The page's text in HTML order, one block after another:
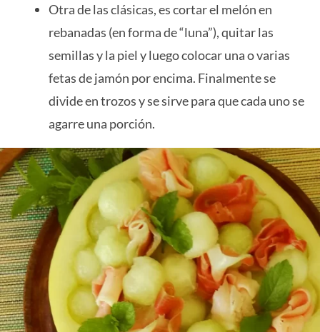
Otra de las clásicas, es cortar el melón en
rebanadas (en forma de “luna”), quitar las
semillas y la piel y luego colocar una o varias
fetas de jamón por encima. Finalmente se
divide en trozos y se sirve para que cada uno se
agarre una porción.